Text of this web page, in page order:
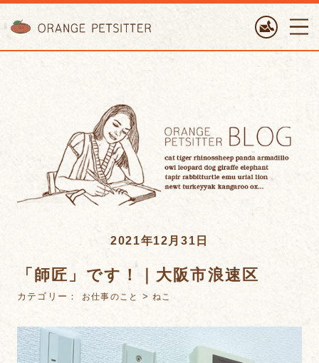
2021年12月31日
「師匠」です！｜大阪市浪速区
カテゴリー： お仕事のこと >ねこ